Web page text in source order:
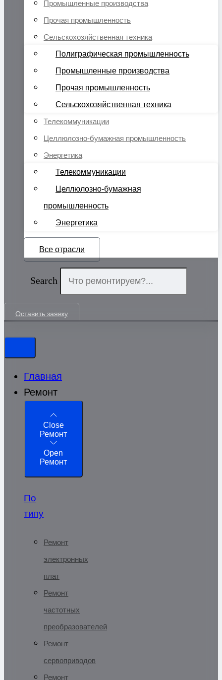
Промышленные производства
Прочая промышленность
Сельскохозяйственная техника
Полиграфическая промышленность
Промышленные производства
Прочая промышленность
Сельскохозяйственная техника
Телекоммуникации
Целлюлозно-бумажная промышленность
Энергетика
Телекоммуникации
Целлюлозно-бумажная
промышленность
Энергетика
Все отрасли
Search
Оставить заявку
Главная
Ремонт
Close
Ремонт
Open
Ремонт
По
типу
Ремонт
электронных
плат
Ремонт
частотных
преобразователей
Ремонт
сервоприводов
Ремонт